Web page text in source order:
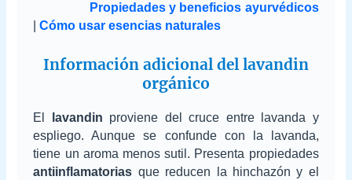
Propiedades y beneficios ayurvédicos
|Cómo usar esencias naturales
Información adicional del lavandin
orgánico
El lavandin proviene del cruce entre lavanda y
espliego. Aunque se confunde con la lavanda,
tiene un aroma menos sutil. Presenta propiedades
antiinflamatorias que reducen la hinchazón y el